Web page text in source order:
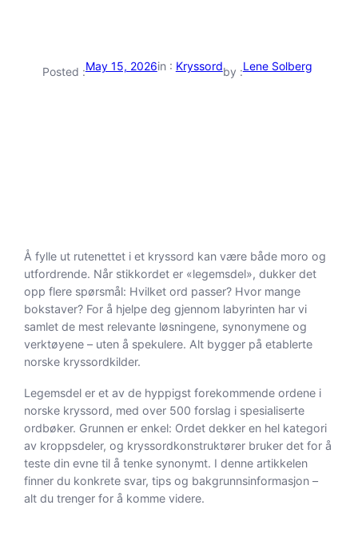
Posted :May 15, 2026in : Kryssordby :Lene Solberg
Å fylle ut rutenettet i et kryssord kan være både moro og
utfordrende. Når stikkordet er «legemsdel», dukker det
opp flere spørsmål: Hvilket ord passer? Hvor mange
bokstaver? For å hjelpe deg gjennom labyrinten har vi
samlet de mest relevante løsningene, synonymene og
verktøyene – uten å spekulere. Alt bygger på etablerte
norske kryssordkilder.
Legemsdel er et av de hyppigst forekommende ordene i
norske kryssord, med over 500 forslag i spesialiserte
ordbøker. Grunnen er enkel: Ordet dekker en hel kategori
av kroppsdeler, og kryssordkonstruktører bruker det for å
teste din evne til å tenke synonymt. I denne artikkelen
finner du konkrete svar, tips og bakgrunnsinformasjon –
alt du trenger for å komme videre.